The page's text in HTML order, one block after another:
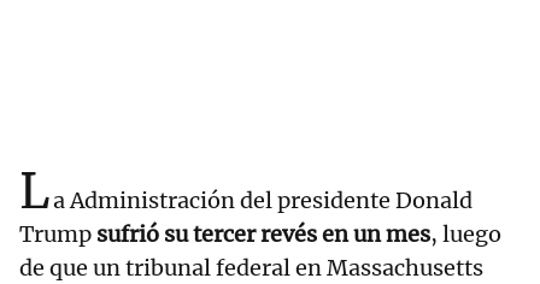
La Administración del presidente Donald
Trump sufrió su tercer revés en un mes, luego
de que un tribunal federal en Massachusetts